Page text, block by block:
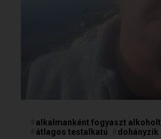
alkalmanként fogyaszt alkoholt
átlagos testalkatú dohányzik